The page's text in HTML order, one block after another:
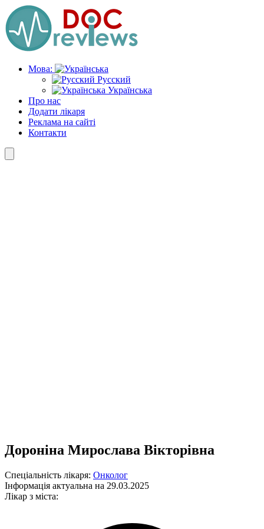
Skip
to
the
content
Мова:
Русский
Українська
Про нас
Додати лікаря
Реклама на сайті
Контакти
Дороніна Мирослава Вікторівна
Спеціальність лікаря: Онколог
Інформація актуальна на 29.03.2025
Лікар з міста: